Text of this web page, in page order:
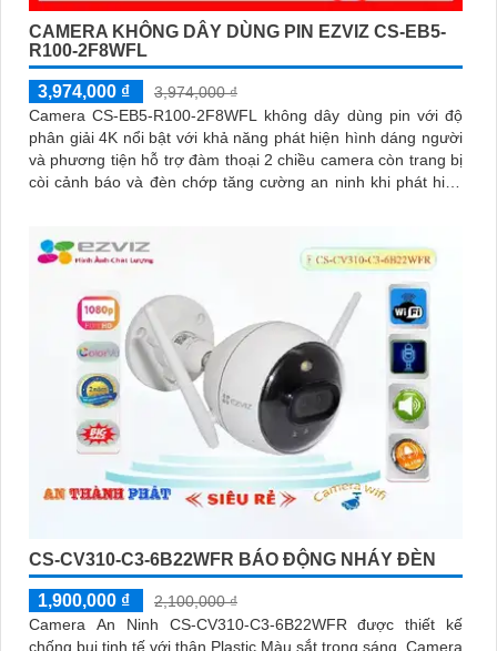
CAMERA KHÔNG DÂY DÙNG PIN EZVIZ CS-EB5-
R100-2F8WFL
3,974,000 ₫
3,974,000 ₫
Camera CS-EB5-R100-2F8WFL không dây dùng pin với độ
phân giải 4K nổi bật với khả năng phát hiện hình dáng người
và phương tiện hỗ trợ đàm thoại 2 chiều camera còn trang bị
còi cảnh báo và đèn chớp tăng cường an ninh khi phát hiện
bền bỉ trong mọi điều kiện thời tiết.
CS-CV310-C3-6B22WFR BÁO ĐỘNG NHÁY ĐÈN
1,900,000 ₫
2,100,000 ₫
Camera An Ninh CS-CV310-C3-6B22WFR được thiết kế
chống bụi tinh tế với thân Plastic Màu sắt trong sáng. Camera